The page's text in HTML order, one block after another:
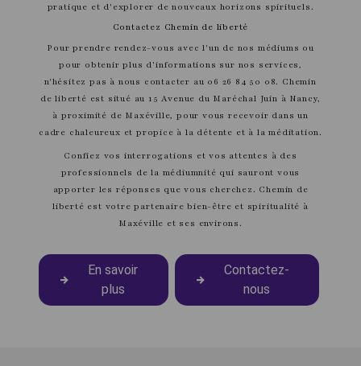
pratique et d'explorer de nouveaux horizons spirituels.
Contactez Chemin de liberté
Pour prendre rendez-vous avec l'un de nos médiums ou
pour obtenir plus d'informations sur nos services,
n'hésitez pas à nous contacter au 06 26 84 50 08. Chemin
de liberté est situé au 15 Avenue du Maréchal Juin à Nancy,
à proximité de Maxéville, pour vous recevoir dans un
cadre chaleureux et propice à la détente et à la méditation.
Confiez vos interrogations et vos attentes à des
professionnels de la médiumnité qui sauront vous
apporter les réponses que vous cherchez. Chemin de
liberté est votre partenaire bien-être et spiritualité à
Maxéville et ses environs.
En savoir
plus
Contactez-
nous